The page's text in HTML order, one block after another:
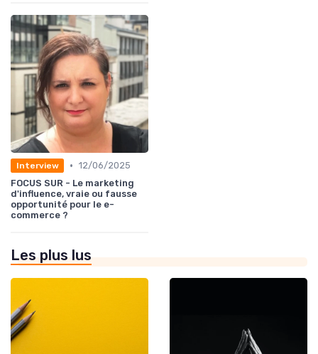
Interview • 12/06/2025
FOCUS SUR - Le marketing
d'influence, vraie ou fausse
opportunité pour le e-
commerce ?
Les plus lus